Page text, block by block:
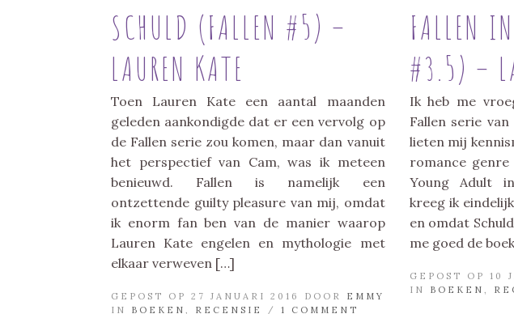
SCHULD (FALLEN #5) –
LAUREN KATE
Toen Lauren Kate een aantal maanden
geleden aankondigde dat er een vervolg op
de Fallen serie zou komen, maar dan vanuit
het perspectief van Cam, was ik meteen
benieuwd. Fallen is namelijk een
ontzettende guilty pleasure van mij, omdat
ik enorm fan ben van de manier waarop
Lauren Kate engelen en mythologie met
elkaar verweven […]
GEPOST OP 27 JANUARI 2016 DOOR EMMY
IN BOEKEN , RECENSIE / 1 COMMENT
FALLEN
#3.5) –
Ik heb me
Fallen serie
lieten mij
romance
Young Adult
kreeg ik
en omdat
me goed de
GEPOST OP 10
IN
BOEKEN ,